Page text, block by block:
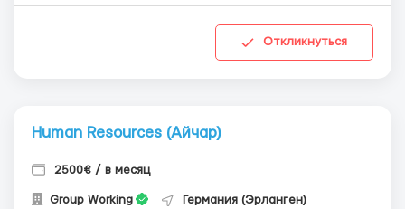
Откликнуться
Human Resources (Айчар)
2500€ / в месяц
Group Working Германия (Эрланген)